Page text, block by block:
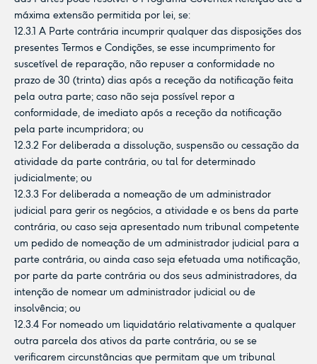
máxima extensão permitida por lei, se:
12.3.1 A Parte contrária incumprir qualquer das disposições dos
presentes Termos e Condições, se esse incumprimento for
suscetível de reparação, não repuser a conformidade no
prazo de 30 (trinta) dias após a receção da notificação feita
pela outra parte; caso não seja possível repor a
conformidade, de imediato após a receção da notificação
pela parte incumpridora; ou
12.3.2 For deliberada a dissolução, suspensão ou cessação da
atividade da parte contrária, ou tal for determinado
judicialmente; ou
12.3.3 For deliberada a nomeação de um administrador
judicial para gerir os negócios, a atividade e os bens da parte
contrária, ou caso seja apresentado num tribunal competente
um pedido de nomeação de um administrador judicial para a
parte contrária, ou ainda caso seja efetuada uma notificação,
por parte da parte contrária ou dos seus administradores, da
intenção de nomear um administrador judicial ou de
insolvência; ou
12.3.4 For nomeado um liquidatário relativamente a qualquer
outra parcela dos ativos da parte contrária, ou se se
verificarem circunstâncias que permitam que um tribunal